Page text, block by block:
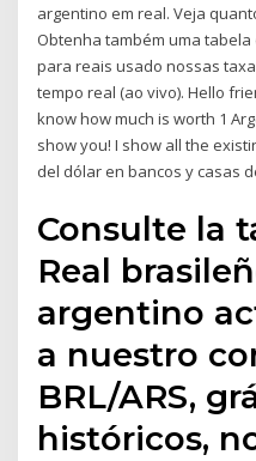
argentino em real. Veja
Obtenha também uma
para reais usado nossas
tempo real (ao vivo). Hello
know how much is worth 1
show you! I show all the
del dólar en bancos y casas
Consulte la
Real
argentino
a nuestro
BRL/ARS,
históricos,